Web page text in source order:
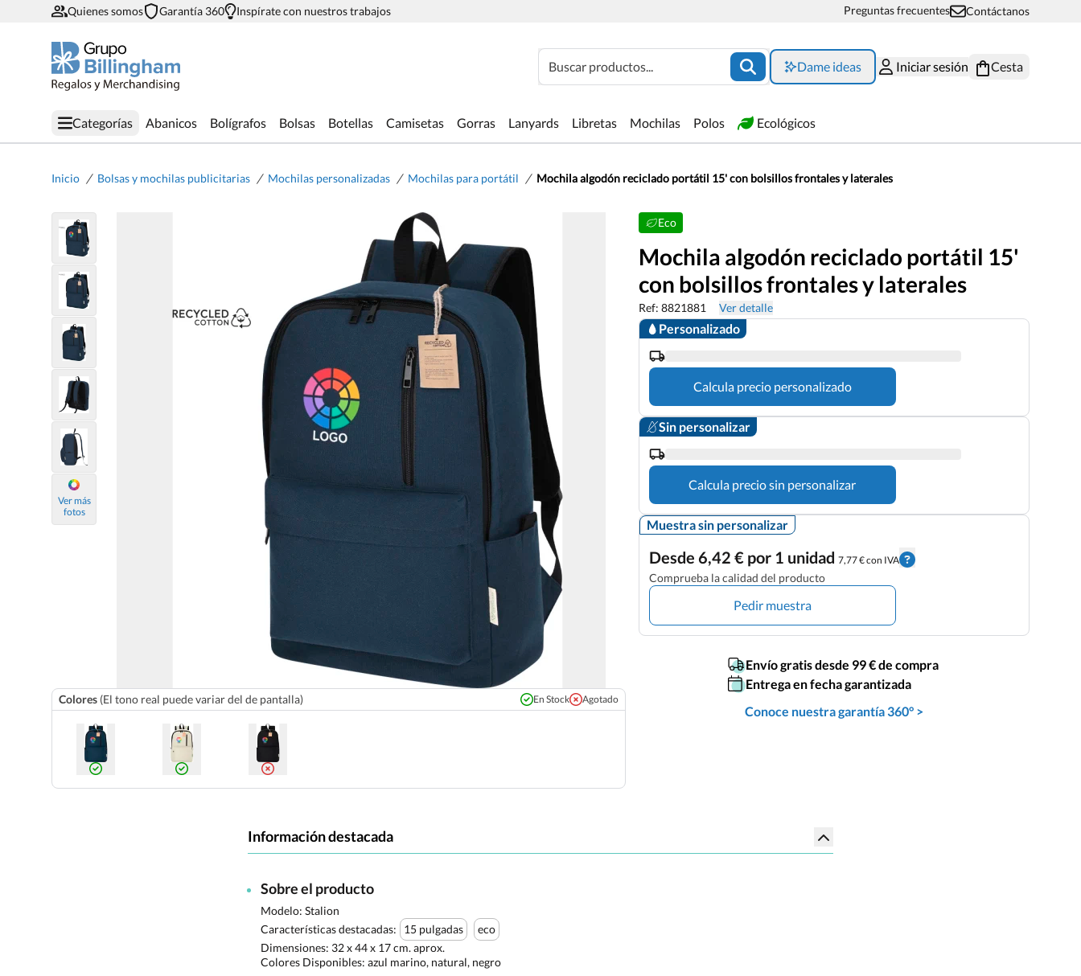
Quienes somos Garantía 360 Inspírate con nuestros trabajos Preguntas frecuentes Contáctanos
Buscar productos... Dame ideas Iniciar sesión Cesta
Categorías Abanicos Bolígrafos Bolsas Botellas Camisetas Gorras Lanyards Libretas Mochilas Polos Ecológicos
Inicio / Bolsas y mochilas publicitarias / Mochilas personalizadas / Mochilas para portátil / Mochila algodón reciclado portátil 15' con bolsillos frontales y laterales
Ver más
fotos
Colores (El tono real puede variar del de pantalla) En Stock Agotado
Eco
Mochila algodón reciclado portátil 15'
con bolsillos frontales y laterales
Ref: 8821881 Ver detalle
Personalizado
Calcula precio personalizado
Sin personalizar
Calcula precio sin personalizar
Muestra sin personalizar
Desde 6,42 € por 1 unidad 7,77 € con IVA
Comprueba la calidad del producto
Pedir muestra
Envío gratis desde 99 € de compra
Entrega en fecha garantizada
Conoce nuestra garantía 360° >
Información destacada
Sobre el producto
Modelo: Stalion
Características destacadas:
15 pulgadas
eco
Dimensiones: 32 x 44 x 17 cm. aprox.
Colores Disponibles: azul marino, natural, negro